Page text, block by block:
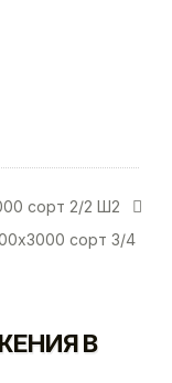
сорт 2/2 Ш2
сорт 3/4
В